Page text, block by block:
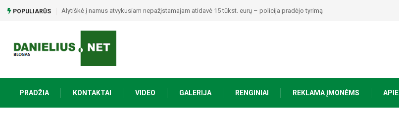
POPULIARŪS Policija prašo pagalbos: paviešino du vyrus, įtariamus galimai padariusius vagystes Alytuje ir Dauguose
PRADŽIA KONTAKTAI VIDEO GALERIJA RENGINIAI REKLAMA ĮMONĖMS APIE